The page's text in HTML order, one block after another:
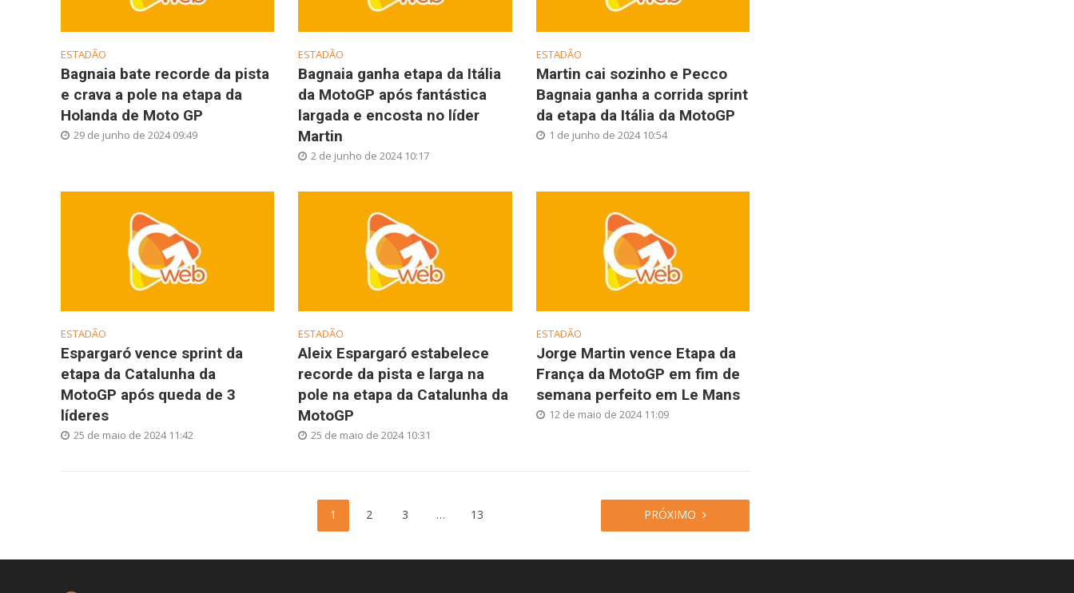
ESTADÃO
Bagnaia bate recorde da pista
e crava a pole na etapa da
Holanda de Moto GP
29 de junho de 2024 09:49
ESTADÃO
Bagnaia ganha etapa da Itália
da MotoGP após fantástica
largada e encosta no líder
Martin
2 de junho de 2024 10:17
ESTADÃO
Martin cai sozinho e Pecco
Bagnaia ganha a corrida sprint
da etapa da Itália da MotoGP
1 de junho de 2024 10:54
ESTADÃO
Espargaró vence sprint da
etapa da Catalunha da
MotoGP após queda de 3
líderes
25 de maio de 2024 11:42
ESTADÃO
Aleix Espargaró estabelece
recorde da pista e larga na
pole na etapa da Catalunha da
MotoGP
25 de maio de 2024 10:31
ESTADÃO
Jorge Martin vence Etapa da
França da MotoGP em fim de
semana perfeito em Le Mans
12 de maio de 2024 11:09
1 2 3 … 13 PRÓXIMO